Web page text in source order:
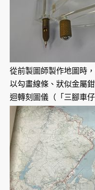
從前製圖師製作地圖時
以勾畫線條、狀似金屬
迴轉刻圖儀（「三腳車